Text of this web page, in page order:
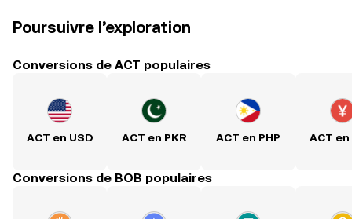
Poursuivre l’exploration
Conversions de ACT populaires
ACT en USD ACT en PKR ACT en PHP ACT en
Conversions de BOB populaires